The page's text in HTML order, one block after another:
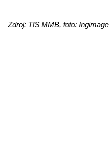
Zdroj: TIS MMB, foto: Ingimage